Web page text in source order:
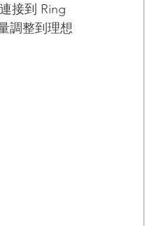
接到 Ring
調整到理想